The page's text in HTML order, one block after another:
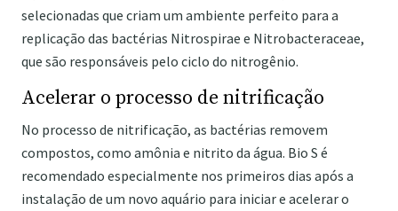
selecionadas que criam um ambiente perfeito para a
replicação das bactérias Nitrospirae e Nitrobacteraceae,
que são responsáveis ​​pelo ciclo do nitrogênio.
Acelerar o processo de nitrificação
No processo de nitrificação, as bactérias removem
compostos, como amônia e nitrito da água. Bio S é
recomendado especialmente nos primeiros dias após a
instalação de um novo aquário para iniciar e acelerar o